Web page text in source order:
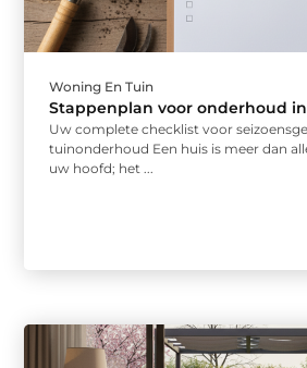
Woning En Tuin
Stappenplan voor onderhoud
Uw complete checklist voor
tuinonderhoud Een huis is meer dan
uw hoofd; het ...